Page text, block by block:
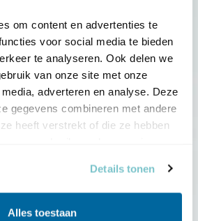
om content en advertenties te
voor social media te bieden
te analyseren. Ook delen we
van onze site met onze
adverteren en analyse. Deze
gegevens combineren met andere
heeft verstrekt of die ze hebben
Details tonen
Alles toestaan